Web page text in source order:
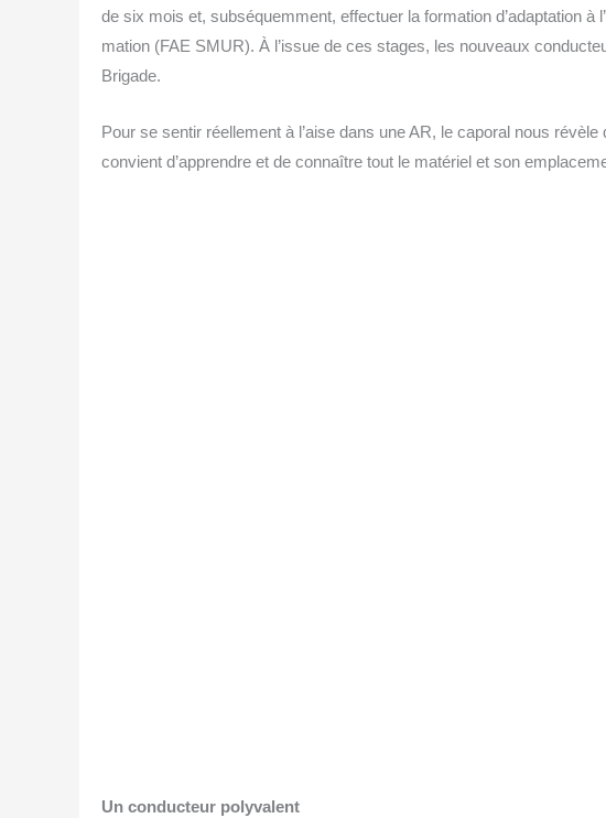
de six mois et, sub­sé­quem­ment, effec­tuer la for­ma­tion d’adaptation
ma­tion (FAE SMUR). À l’issue de ces stages, les nou­veaux
Brigade.
Pour se sen­tir réel­le­ment à l’aise dans une AR, le capo­ral nous
convient d’apprendre et de connaître tout le maté­riel et son
Un conduc­teur poly­va­lent